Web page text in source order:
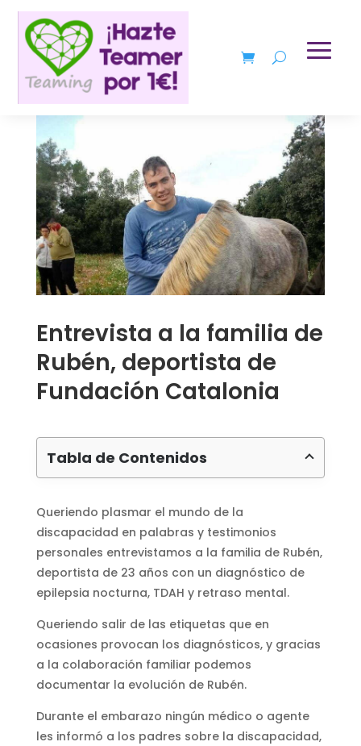
Entrevista a la familia de
Rubén, deportista de
Fundación Catalonia
Tabla de Contenidos
Queriendo plasmar el mundo de la
discapacidad en palabras y testimonios
personales entrevistamos a la familia de Rubén,
deportista de 23 años con un diagnóstico de
epilepsia nocturna, TDAH y retraso mental.
Queriendo salir de las etiquetas que en
ocasiones provocan los diagnósticos, y gracias
a la colaboración familiar podemos
documentar la evolución de Rubén.
Durante el embarazo ningún médico o agente
les informó a los padres sobre la discapacidad,